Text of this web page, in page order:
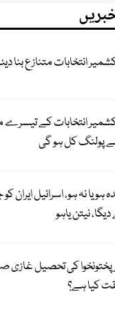
انتخابات متنازع
پولنگ کل ہو گی
ہو یا نہ ہو، اسرائیل
نیتن یاہو
پختونخوا کی تحصیل غازی
کیا ہے؟